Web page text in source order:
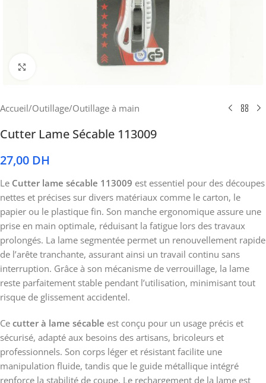
Cliquez pour agrandir
Accueil/Outillage/Outillage à main
Cutter Lame Sécable 113009
27,00 DH
Le Cutter lame sécable 113009 est essentiel pour des découpes
nettes et précises sur divers matériaux comme le carton, le
papier ou le plastique fin. Son manche ergonomique assure une
prise en main optimale, réduisant la fatigue lors des travaux
prolongés. La lame segmentée permet un renouvellement rapide
de l’arête tranchante, assurant ainsi un travail continu sans
interruption. Grâce à son mécanisme de verrouillage, la lame
reste parfaitement stable pendant l’utilisation, minimisant tout
risque de glissement accidentel.
Ce cutter à lame sécable est conçu pour un usage précis et
sécurisé, adapté aux besoins des artisans, bricoleurs et
professionnels. Son corps léger et résistant facilite une
manipulation fluide, tandis que le guide métallique intégré
renforce la stabilité de coupe. Le rechargement de la lame est